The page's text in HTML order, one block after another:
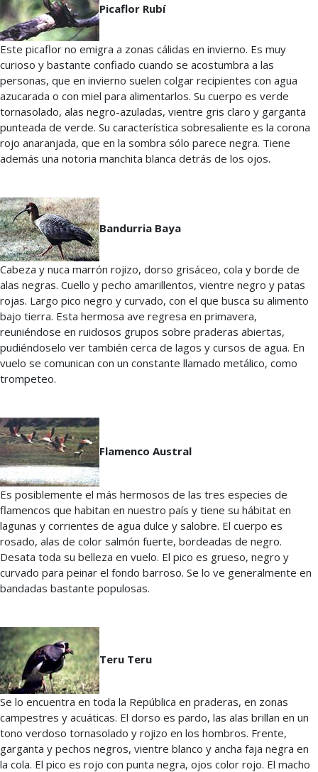
Picaflor Rubí
Este picaflor no emigra a zonas cálidas en invierno. Es muy
curioso y bastante confiado cuando se acostumbra a las
personas, que en invierno suelen colgar recipientes con agua
azucarada o con miel para alimentarlos. Su cuerpo es verde
tornasolado, alas negro-azuladas, vientre gris claro y garganta
punteada de verde. Su característica sobresaliente es la corona
rojo anaranjada, que en la sombra sólo parece negra. Tiene
además una notoria manchita blanca detrás de los ojos.
Bandurria Baya
Cabeza y nuca marrón rojizo, dorso grisáceo, cola y borde de
alas negras. Cuello y pecho amarillentos, vientre negro y patas
rojas. Largo pico negro y curvado, con el que busca su alimento
bajo tierra. Esta hermosa ave regresa en primavera,
reuniéndose en ruidosos grupos sobre praderas abiertas,
pudiéndoselo ver también cerca de lagos y cursos de agua. En
vuelo se comunican con un constante llamado metálico, como
trompeteo.
Flamenco Austral
Es posiblemente el más hermosos de las tres especies de
flamencos que habitan en nuestro país y tiene su hábitat en
lagunas y corrientes de agua dulce y salobre. El cuerpo es
rosado, alas de color salmón fuerte, bordeadas de negro.
Desata toda su belleza en vuelo. El pico es grueso, negro y
curvado para peinar el fondo barroso. Se lo ve generalmente en
bandadas bastante populosas.
Teru Teru
Se lo encuentra en toda la República en praderas, en zonas
campestres y acuáticas. El dorso es pardo, las alas brillan en un
tono verdoso tornasolado y rojizo en los hombros. Frente,
garganta y pechos negros, vientre blanco y ancha faja negra en
la cola. El pico es rojo con punta negra, ojos color rojo. El macho